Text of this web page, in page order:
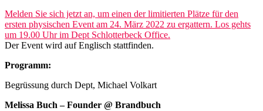
Melden Sie sich jetzt an, um einen der limitierten Plätze für den
ersten physischen Event am 24. März 2022 zu ergattern. Los gehts
um 19.00 Uhr im Dept Schlotterbeck Office.
Der Event wird auf Englisch stattfinden.
Programm:
Begrüssung durch Dept, Michael Volkart
Melissa Buch – Founder @ Brandbuch